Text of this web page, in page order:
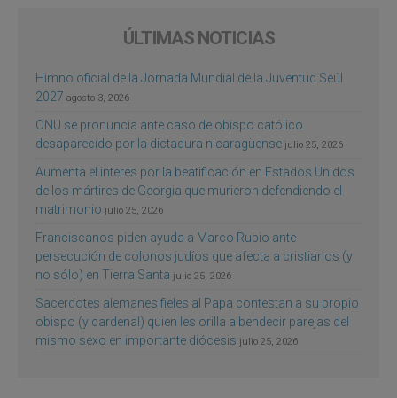
ÚLTIMAS NOTICIAS
Himno oficial de la Jornada Mundial de la Juventud Seúl
2027 agosto 3, 2026
ONU se pronuncia ante caso de obispo católico
desaparecido por la dictadura nicaragüense julio 25, 2026
Aumenta el interés por la beatificación en Estados Unidos
de los mártires de Georgia que murieron defendiendo el
matrimonio julio 25, 2026
Franciscanos piden ayuda a Marco Rubio ante
persecución de colonos judíos que afecta a cristianos (y
no sólo) en Tierra Santa julio 25, 2026
Sacerdotes alemanes fieles al Papa contestan a su propio
obispo (y cardenal) quien les orilla a bendecir parejas del
mismo sexo en importante diócesis julio 25, 2026